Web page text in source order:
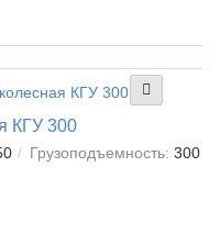
КГУ 300
Грузоподъемность: 300